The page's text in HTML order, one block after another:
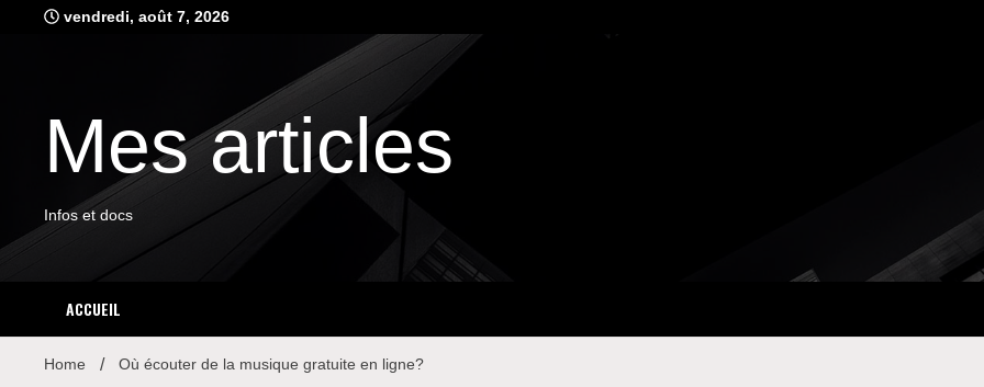
vendredi, août 7, 2026
Mes articles
Infos et docs
ACCUEIL
Home Où écouter de la musique gratuite en ligne?